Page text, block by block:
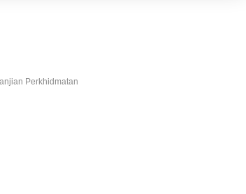
Perkhidmatan